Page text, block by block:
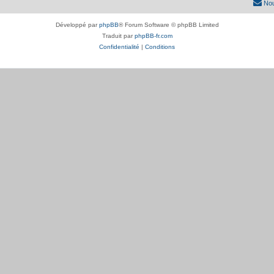
Développé parphpBB® Forum Software © phpBB Limited
Traduit parphpBB-fr.com
Confidentialité | Conditions